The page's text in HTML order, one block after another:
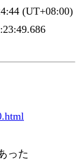
(UT+08:00)
った